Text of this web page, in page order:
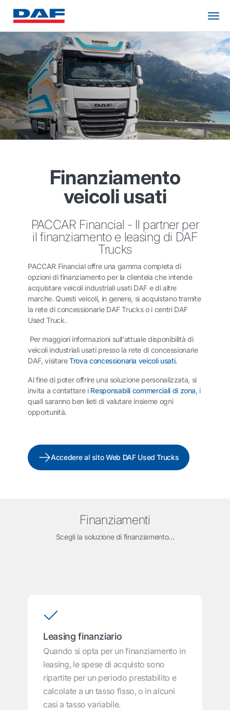
Finanziamento
veicoli usati
PACCAR Financial - Il partner per
il finanziamento e leasing di DAF
Trucks
PACCAR Financial offre una gamma completa di
opzioni di finanziamento per la clientela che intende
acquistare veicoli industriali usati DAF e di altre
marche. Questi veicoli, in genere, si acquistano tramite
la rete di concessionarie DAF Trucks o i centri DAF
Used Truck.
Per maggiori informazioni sull'attuale disponibilità di
veicoli industriali usati presso la rete di concessionarie
DAF, visitareTrova concessionaria veicoli usati.
Al fine di poter offrire una soluzione personalizzata, si
invita a contattare i Responsabili commerciali di zona, i
quali saranno ben lieti di valutare insieme ogni
opportunità.
Accedere al sito Web DAF Used Trucks
Finanziamenti
Scegli la soluzione di finanziamento...
Leasing finanziario
Quando si opta per un finanziamento in
leasing, le spese di acquisto sono
ripartite per un periodo prestabilito e
calcolate a un tasso fisso, o in alcuni
casi a tasso variabile.